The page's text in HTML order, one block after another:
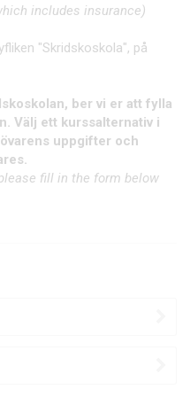
includes insurance)
"Skridskoskola", på
ber vi er att fylla
Välj ett kurssalternativ i
uppgifter och
fill in the form below